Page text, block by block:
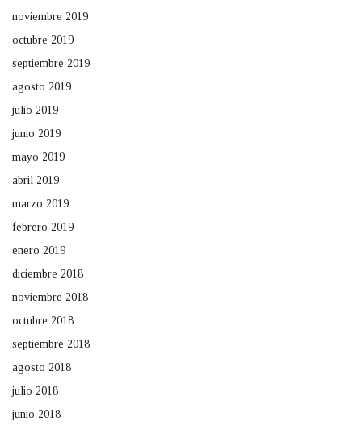
noviembre 2019
octubre 2019
septiembre 2019
agosto 2019
julio 2019
junio 2019
mayo 2019
abril 2019
marzo 2019
febrero 2019
enero 2019
diciembre 2018
noviembre 2018
octubre 2018
septiembre 2018
agosto 2018
julio 2018
junio 2018